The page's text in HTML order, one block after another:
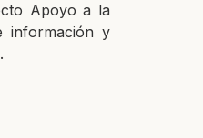
o Apoyo a la
información y